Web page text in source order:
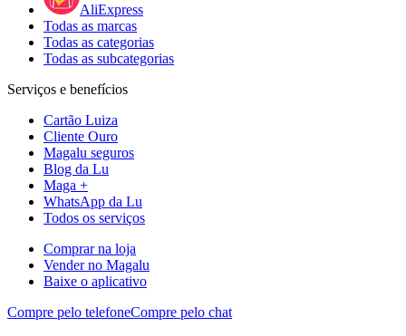
AliExpress
Todas as marcas
Todas as categorias
Todas as subcategorias
Serviços e benefícios
Cartão Luiza
Cliente Ouro
Magalu seguros
Blog da Lu
Maga +
WhatsApp da Lu
Todos os serviços
Comprar na loja
Vender no Magalu
Baixe o aplicativo
Compre pelo telefoneCompre pelo chat